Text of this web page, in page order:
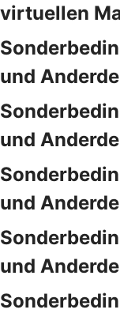
virtuellen
und
und
und
und